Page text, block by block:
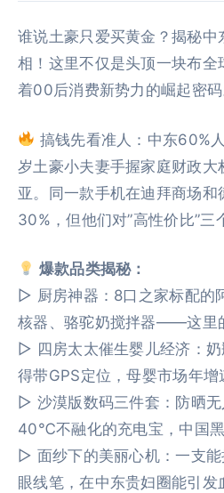
谁说土豪只爱买黄金？揭秘
相！这里不仅是头顶一块布
着00后消费新势力的崛起密码
搞钱先看准人：中东60%
岁土豪小夫妻手握家庭财政大
亚。同一款手机在迪拜商场和
30%，但他们对”高性价比”三
爆款品类揭秘：
▷ 厨房神器：8口之家标配的
核器、骆驼奶搅拌器——这里
▷ 四房太太催生婴儿经济：
得带GPS定位，母婴市场年增
▷ 沙漠版数码三件套：防晒无
40℃不融化的充电宝，中国
▷ 面纱下的美丽心机：一支
眼线笔，在中东贵妇圈能引发